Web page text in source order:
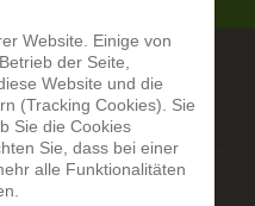
Website. Einige von
der Seite,
Website und die
(Tracking Cookies). Sie
Sie die Cookies
Sie, dass bei einer
alle Funktionalitäten